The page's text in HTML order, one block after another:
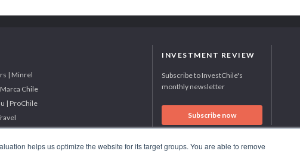
helps us optimize the website for its target groups. You are able to remove
| Minrel
Chile
| ProChile
INVESTMENT REVIEW
Subscribe to InvestChile's
monthly newsletter
Subscribe now